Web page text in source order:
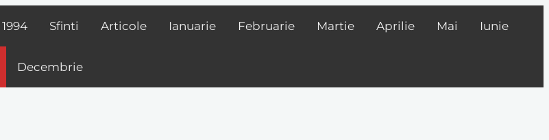
1994 Sfinti Articole Ianuarie Februarie Martie Aprilie Mai Iunie
Decembrie